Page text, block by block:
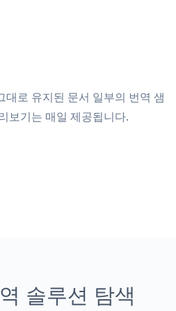
대로 유지된 문서 일부의 번역 샘
보기는 매일 제공됩니다.
솔루션 탐색